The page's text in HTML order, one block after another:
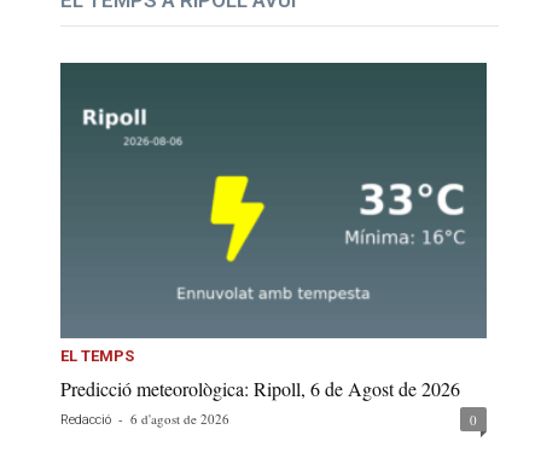
EL TEMPS
Predicció meteorològica: Ripoll, 6 de Agost de 2026
Redacció - 6 d'agost de 2026 0